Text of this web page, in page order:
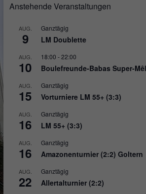
Anstehende Veranstaltungen
AUG.
9
Ganztägig
LM Doublette
AUG.
10
18:00 -22:00
Boulefreunde-Babas Super-
AUG.
15
Ganztägig
Vorturniere LM 55+ (3:3)
AUG.
16
Ganztägig
LM 55+ (3:3)
AUG.
16
Ganztägig
Amazonenturnier (2:2) Goltern
AUG.
22
Ganztägig
Allertalturnier (2:2)